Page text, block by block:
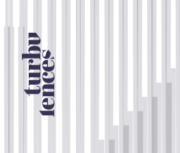
Portfolio